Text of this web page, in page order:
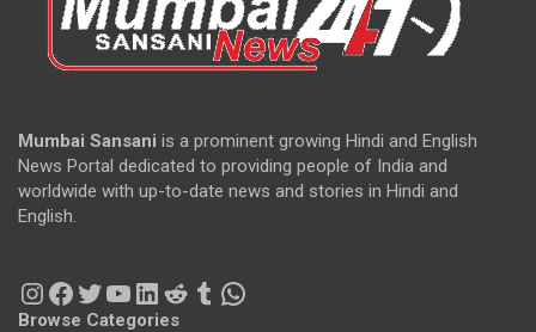
Mumbai Sansani is a prominent growing Hindi and English
News Portal dedicated to providing people of India and
worldwide with up-to-date news and stories in Hindi and
English.
Instagram
Facebook
Twitter
YouTube
LinkedIn
Reddit
Tumblr
WhatsApp
Browse Categories